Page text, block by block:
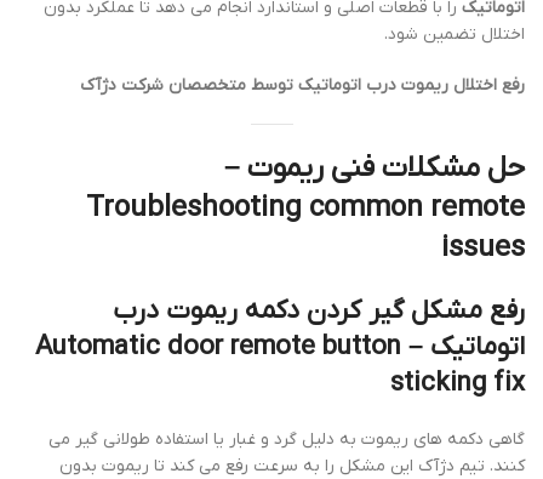
اتوماتیک را با قطعات اصلی و استاندارد انجام می دهد تا عملکرد بدون
اختلال تضمین شود.
رفع اختلال ریموت درب اتوماتیک توسط متخصصان شرکت دژآک
حل مشکلات فنی ریموت –
Troubleshooting common remote
issues
رفع مشکل گیر کردن دکمه ریموت درب
اتوماتیک – Automatic door remote button
sticking fix
گاهی دکمه های ریموت به دلیل گرد و غبار یا استفاده طولانی گیر می
کنند. تیم دژآک این مشکل را به سرعت رفع می کند تا ریموت بدون